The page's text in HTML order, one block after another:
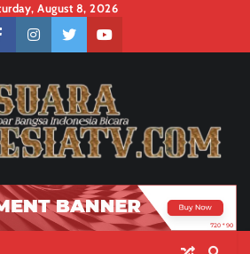
August 8, 2026
instagramtwitteryoutube